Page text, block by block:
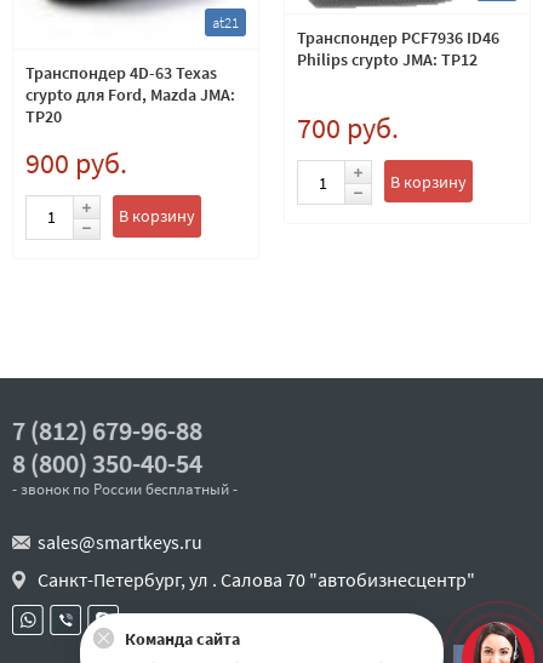
at21
Транспондер 4D-63 Texas
crypto для Ford, Mazda JMA:
TP20
900 руб.
В корзину
Транспондер PCF7936 ID46
Philips crypto JMA: TP12
700 руб.
В корзину
7 (812) 679-96-88
8 (800) 350-40-54
- звонок по России бесплатный -
sales@smartkeys.ru
Санкт-Петербург, ул . Салова 70 "автобизнесцентр"
Команда сайта